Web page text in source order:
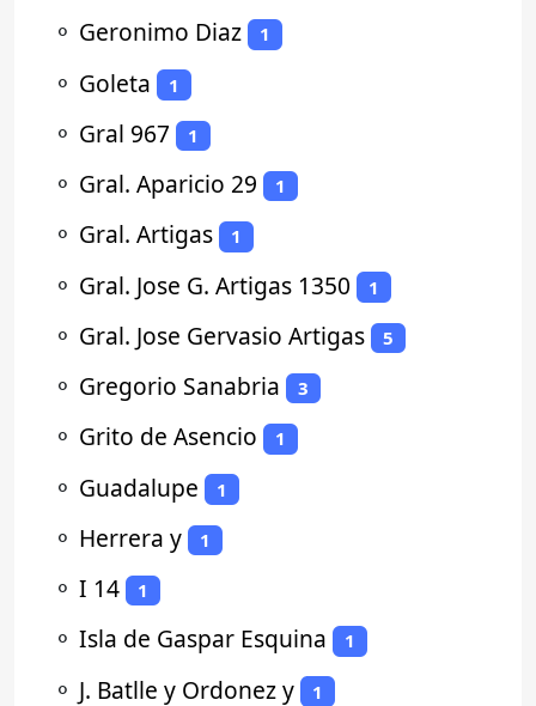
⚬ Geronimo Diaz 1
⚬ Goleta 1
⚬ Gral 967 1
⚬ Gral. Aparicio 29 1
⚬ Gral. Artigas 1
⚬ Gral. Jose G. Artigas 1350 1
⚬ Gral. Jose Gervasio Artigas 5
⚬ Gregorio Sanabria 3
⚬ Grito de Asencio 1
⚬ Guadalupe 1
⚬ Herrera y 1
⚬ I 14 1
⚬ Isla de Gaspar Esquina 1
⚬ J. Batlle y Ordonez y 1